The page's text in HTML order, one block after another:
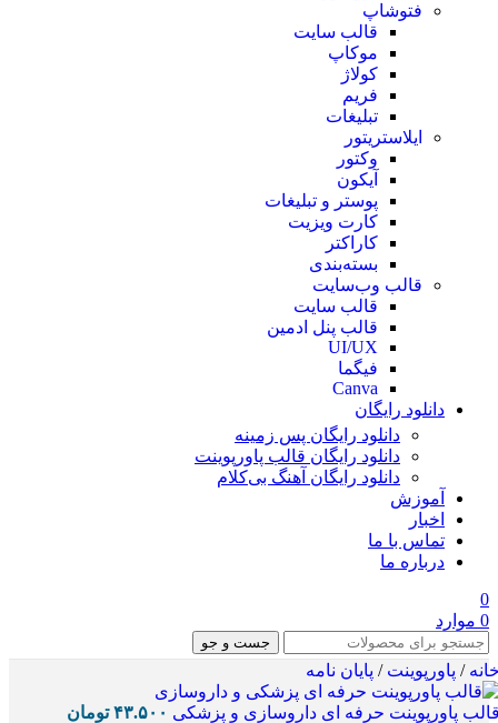
فتوشاپ
قالب سایت
موکاپ
کولاژ
فریم
تبلیغات
ایلاستریتور
وکتور
آیکون
پوستر و تبلیغات
کارت ویزیت
کاراکتر
بسته‌بندی
قالب وب‌سایت
قالب‌ سایت
قالب پنل ادمین
UI/UX
فیگما
Canva
دانلود رایگان
دانلود رایگان پس زمینه
دانلود رایگان قالب‌ پاورپوینت
دانلود رایگان آهنگ بی‌کلام
آموزش
اخبار
تماس با ما
درباره ما
0
0 موارد
جست و جو
/ پاورپوینت/ پایان نامه
پاورپوینت حرفه ای داروسازی و پزشکی ۴۳.۵۰۰ تومان